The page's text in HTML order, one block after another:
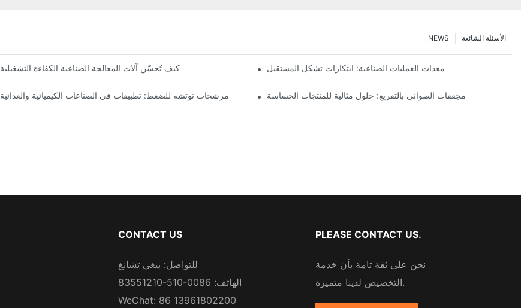
الأسئلة الشائعة NEWS
كيف تُحسّن آلات المعالجة الصناعية الكفاءة التشغيلية معدات العمليات الصناعية: ابتكارات تشكل المستقبل
مرشحات نوتشه للضغط: تطبيقات في الصناعات الكيميائية والغذائية مجففات الصواني بالتفريغ: حلول مثالية للمنتجات الحساسة
CONTACT US
للتواصل: بيغي تشانغ
الهاتف: 0086-510-83551210
WeChat: 86 13961802200
PLEASE CONTACT US.
نحن على ثقة تامة بأن خدمة
التخصيص لدينا متميزة.